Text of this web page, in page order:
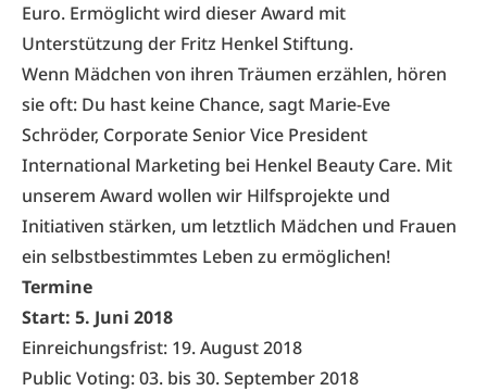
Euro. Ermöglicht wird dieser Award mit
Unterstützung der Fritz Henkel Stiftung.
Wenn Mädchen von ihren Träumen erzählen, hören
sie oft: Du hast keine Chance, sagt Marie-Eve
Schröder, Corporate Senior Vice President
International Marketing bei Henkel Beauty Care. Mit
unserem Award wollen wir Hilfsprojekte und
Initiativen stärken, um letztlich Mädchen und Frauen
ein selbstbestimmtes Leben zu ermöglichen!
Termine
Start: 5. Juni 2018
Einreichungsfrist: 19. August 2018
Public Voting: 03. bis 30. September 2018